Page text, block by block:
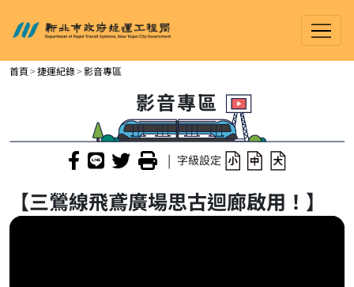
進入內容區塊
新北市政府捷運工程局
首頁 捷運紀錄 影音專區
影音專區
| 字級設定
【三鶯線飛鳶廣場思古迴廊啟用！】